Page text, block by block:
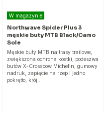
W magazynie
Northwave Spider Plus 3
męskie buty MTB Black/Camo
Sole
Męskie buty MTB na trasy trailowe,
zwiększona ochrona kostki, podeszwa
butów X-Crossbow Michelin, gumowy
nadruk, zapięcie na rzep i jedno
pokrętło, krój…